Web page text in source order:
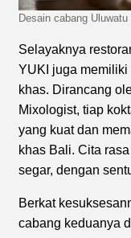
Desain cabang
Selayaknya
YUKI juga memiliki
khas. Dirancang
Mixologist, tiap
yang kuat dan
khas Bali. Cita
segar, dengan
Berkat
cabang keduanya